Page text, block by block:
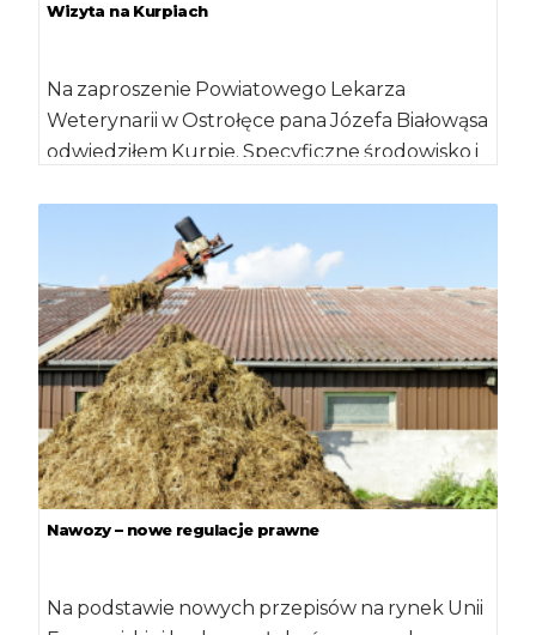
Wizyta na Kurpiach
Na zaproszenie Powiatowego Lekarza
Weterynarii w Ostrołęce pana Józefa Białowąsa
odwiedziłem Kurpie. Specyficzne środowisko i
Nawozy – nowe regulacje prawne
Na podstawie nowych przepisów na rynek Unii